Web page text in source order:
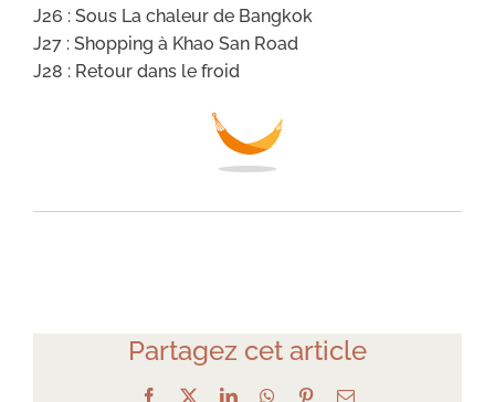
J26 : Sous La chaleur de Bangkok
J27 : Shopping à Khao San Road
J28 : Retour dans le froid
Partagez cet article
Facebook LinkedInWhatsApp
PinterestEmail